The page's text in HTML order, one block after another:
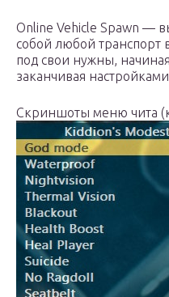
Online Vehicle Spawn —
собой любой транспорт
под свои нужны,
заканчивая
Скриншоты меню чита